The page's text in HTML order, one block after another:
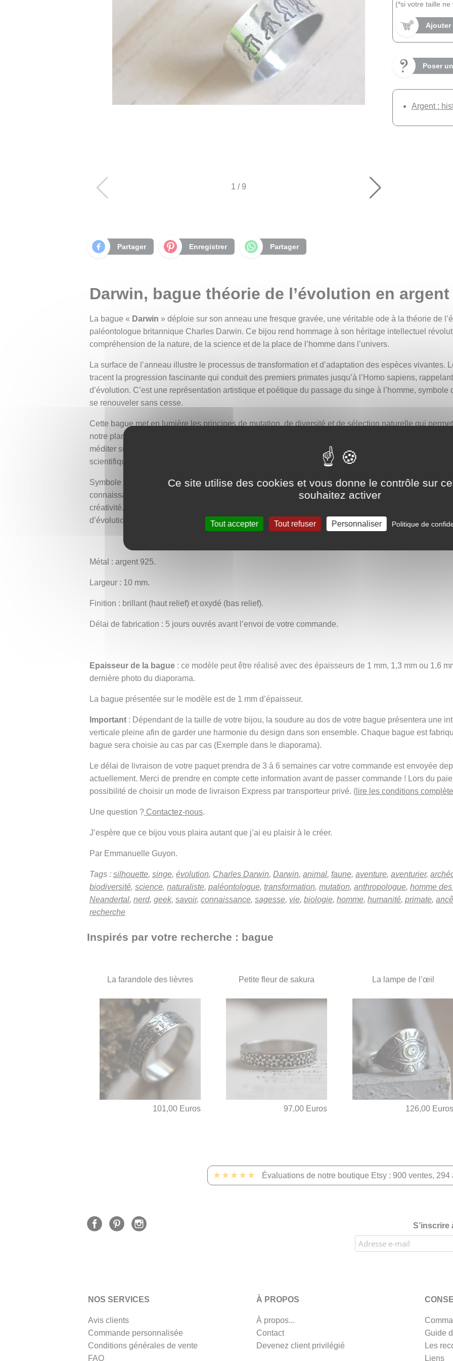
1 / 9
(*si votre taille
Ajouter
Poser
Argent :
Partager Enregistrer Partager
Darwin, bague théorie de l’évolution en argent
La bague « Darwin » déploie sur son anneau une fresque gravée, une véritable ode à la théorie de
paléontologue britannique Charles Darwin. Ce bijou rend hommage à son héritage intellectuel
compréhension de la nature, de la science et de la place de l’homme dans l’univers.
La surface de l’anneau illustre le processus de transformation et d’adaptation des espèces vivantes.
tracent la progression fascinante qui conduit des premiers primates jusqu’à l’Homo sapiens,
d’évolution. C’est une représentation artistique et poétique du passage du singe à l’homme, symbole
se renouveler sans cesse.
Cette bague met en lumière les principes de mutation, de diversité et de sélection naturelle qui
notre planète. Elle exprime la beauté du vivant, les mystères du temps et la force de l’adaptation.
méditer sur le lien profond qui unit l’humanité à toutes les formes de vie, sur la fragilité de la nature
scientifiques.
Symbole de science, d’histoire, de biologie et de philosophie, la bague « Darwin » incarne autant la
connaissance. Elle parle aux passionnés de savoir, aux esprits rebelles qui questionnent, aux
créativité. Plus qu’un bijou, c’est un manifeste de réflexion et d’émerveillement, une pièce qui
d’évolution et de progrès.
Métal : argent 925.
Largeur : 10 mm.
Finition : brillant (haut relief) et oxydé (bas relief).
Délai de fabrication : 5 jours ouvrés avant l’envoi de votre commande.
Epaisseur de la bague : ce modèle peut être réalisé avec des épaisseurs de 1 mm, 1,3 mm ou 1,6
dernière photo du diaporama.
La bague présentée sur le modèle est de 1 mm d’épaisseur.
Important : Dépendant de la taille de votre bijou, la soudure au dos de votre bague présentera une
verticale pleine afin de garder une harmonie du design dans son ensemble. Chaque bague est
bague sera choisie au cas par cas (Exemple dans le diaporama).
Le délai de livraison de votre paquet prendra de 3 à 6 semaines car votre commande est envoyée
actuellement. Merci de prendre en compte cette information avant de passer commande ! Lors du
possibilité de choisir un mode de livraison Express par transporteur privé. ( lire les conditions
Une question ? Contactez-nous.
J’espère que ce bijou vous plaira autant que j’ai eu plaisir à le créer.
Par Emmanuelle Guyon.
Tags : silhouette, singe, évolution, Charles Darwin, Darwin, animal, faune, aventure, aventurier,
biodiversité, science, naturaliste, paléontologue, transformation, mutation, anthropologue, homme
Neandertal, nerd, geek, savoir, connaissance, sagesse, vie, biologie, homme, humanité, primate,
recherche
Inspirés par votre recherche : bague
La farandole des lièvres
101,00 Euros
Petite fleur de sakura
97,00 Euros
La lampe de l’œil
126,00 Euros
★★★★★ Évaluations de notre boutique Etsy : 900 ventes, 294
S’inscrire
NOS SERVICES
Avis clients
Commande personnalisée
Conditions générales de vente
FAQ
À PROPOS
À propos...
Contact
Devenez client privilégié
Guide
Les
Liens
Ce site utilise des cookies et vous donne le contrôle sur
souhaitez activer
Tout accepter Tout refuser Personnaliser Politique de